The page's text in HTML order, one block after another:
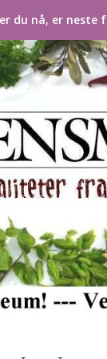
du nå, er neste